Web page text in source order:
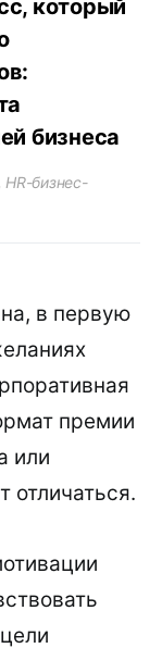
который
бизнеса
HR-бизнес-
в первую
премии
или
отличаться.